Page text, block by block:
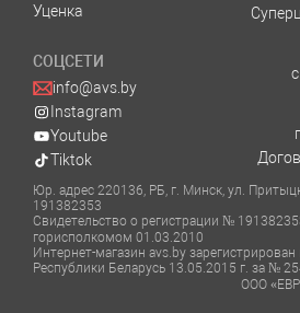
Уценка
СОЦСЕТИ
info@avs.by
Instagram
Youtube
Tiktok
Юр. адрес 220136, РБ, г. Минск, ул.
191382353
Свидетельство о регистрации №
горисполкомом 01.03.2010
Интернет-магазин avs.by
Республики Беларусь 13.05.2015 г. за №
ООО